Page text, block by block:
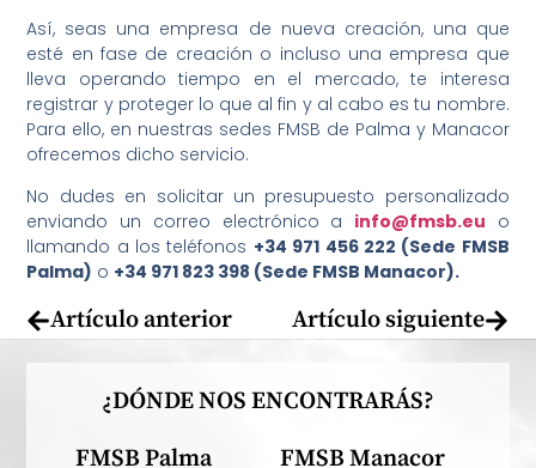
Así, seas una empresa de nueva creación, una que
esté en fase de creación o incluso una empresa que
lleva operando tiempo en el mercado, te interesa
registrar y proteger lo que al fin y al cabo es tu nombre.
Para ello, en nuestras sedes FMSB de Palma y Manacor
ofrecemos dicho servicio.
No dudes en solicitar un presupuesto personalizado
enviando un correo electrónico a info@fmsb.eu o
llamando a los teléfonos +34 971 456 222 (Sede FMSB
Palma) o +34 971 823 398 (Sede FMSB Manacor).
Artículo anterior Artículo siguiente
¿DÓNDE NOS ENCONTRARÁS?
FMSB Palma
FMSB Manacor